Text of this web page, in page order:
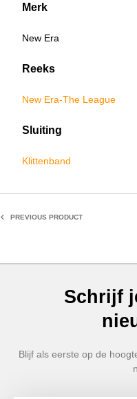
Merk
New Era
Reeks
New Era-The League
Sluiting
Klittenband
PREVIOUS PRODUCT
Schrijf
Blijf als eerste op de